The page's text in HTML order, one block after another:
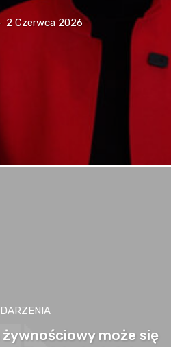
2 Czerwca 2026
może się